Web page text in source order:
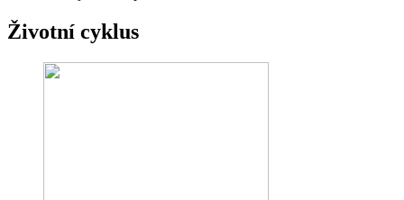
Životní cyklus